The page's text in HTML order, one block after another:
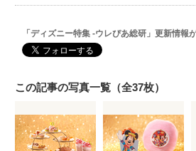
「ディズニー特集 -ウレぴあ総研」更新情報
この記事の写真一覧（全37枚）